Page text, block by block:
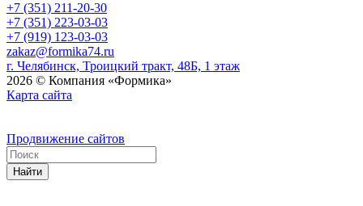
+7 (351) 211-20-30
+7 (351) 223-03-03
+7 (919) 123-03-03
zakaz@formika74.ru
г. Челябинск, Троицкий тракт, 48Б, 1 этаж
2026 © Компания «Формика»
Карта сайта
Продвижение сайтов
Найти